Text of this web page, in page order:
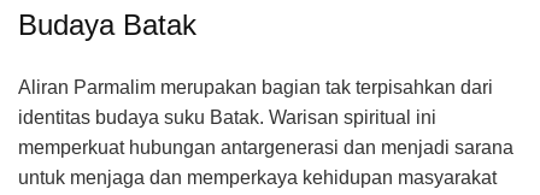
Budaya Batak
Aliran Parmalim merupakan bagian tak terpisahkan dari
identitas budaya suku Batak. Warisan spiritual ini
memperkuat hubungan antargenerasi dan menjadi sarana
untuk menjaga dan memperkaya kehidupan masyarakat